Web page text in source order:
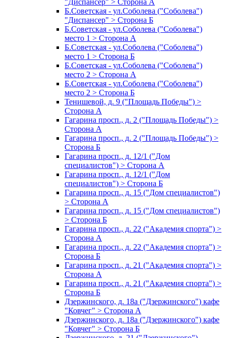
"Диспансер" > Сторона А
Б.Советская - ул.Соболева ("Соболева")
"Диспансер" > Сторона Б
Б.Советская - ул.Соболева ("Соболева")
место 1 > Сторона А
Б.Советская - ул.Соболева ("Соболева")
место 1 > Сторона Б
Б.Советская - ул.Соболева ("Соболева")
место 2 > Сторона А
Б.Советская - ул.Соболева ("Соболева")
место 2 > Сторона Б
Тенишевой, д. 9 ("Площадь Победы") >
Сторона А
Гагарина просп., д. 2 ("Площадь Победы") >
Сторона А
Гагарина просп., д. 2 ("Площадь Победы") >
Сторона Б
Гагарина просп., д. 12/1 ("Дом
специалистов") > Сторона А
Гагарина просп., д. 12/1 ("Дом
специалистов") > Сторона Б
Гагарина просп., д. 15 ("Дом специалистов")
> Сторона А
Гагарина просп., д. 15 ("Дом специалистов")
> Сторона Б
Гагарина просп., д. 22 ("Академия спорта") >
Сторона А
Гагарина просп., д. 22 ("Академия спорта") >
Сторона Б
Гагарина просп., д. 21 ("Академия спорта") >
Сторона А
Гагарина просп., д. 21 ("Академия спорта") >
Сторона Б
Дзержинского, д. 18а ("Дзержинского") кафе
"Ковчег" > Сторона А
Дзержинского, д. 18а ("Дзержинского") кафе
"Ковчег" > Сторона Б